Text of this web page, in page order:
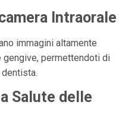
Intraorale
immagini altamente
permettendoti di
Salute delle